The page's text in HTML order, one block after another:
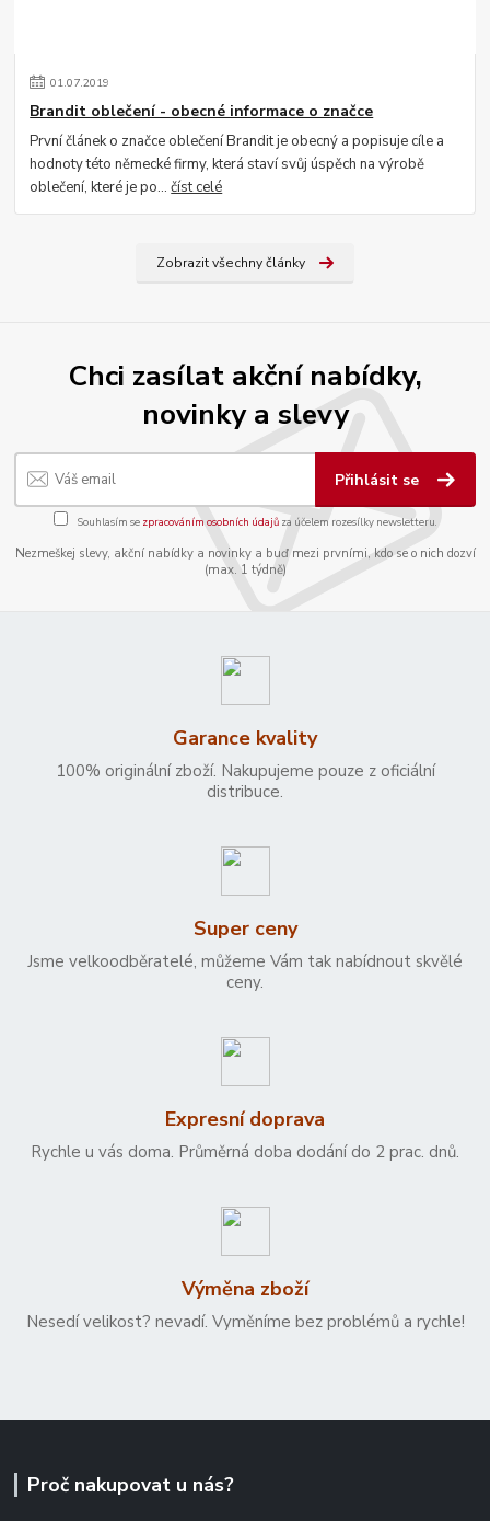
01.07.2019
Brandit oblečení - obecné informace o značce
První článek o značce oblečení Brandit je obecný a popisuje cíle a
hodnoty této německé firmy, která staví svůj úspěch na výrobě
oblečení, které je po...číst celé
Zobrazit všechny články
Chci zasílat akční nabídky,
novinky a slevy
Přihlásit se
Souhlasím se zpracováním osobních údajůza účelem rozesílky newsletteru.
Nezmeškej slevy, akční nabídky a novinky a buď mezi prvními, kdo se o nich dozví
(max. 1 týdně)
Garance kvality
100% originální zboží. Nakupujeme pouze z oficiální
distribuce.
Super ceny
Jsme velkoodběratelé, můžeme Vám tak nabídnout skvělé
ceny.
Expresní doprava
Rychle u vás doma. Průměrná doba dodání do 2 prac. dnů.
Výměna zboží
Nesedí velikost? nevadí. Vyměníme bez problémů a rychle!
Proč nakupovat u nás?